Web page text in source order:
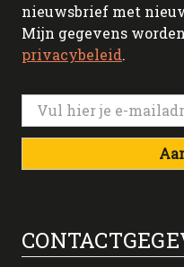
nieuwsbrief met
Mijn gegevens
privacybeleid.